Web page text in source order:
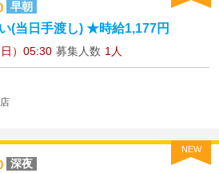
早朝
(当日手渡し) ★時給1,177円
）05:30 募集人数 1人
NEW
深夜